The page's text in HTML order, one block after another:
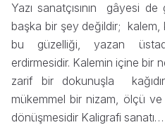
Yazı sanatçısının gâyesi
başka bir şey değildir; kalem,
bu güzelliği, yazan
erdirmesidir. Kalemin içine bir
zarif bir dokunuşla
mükemmel bir nizam, ölçü
dönüşmesidir Kaligrafi sanatı…